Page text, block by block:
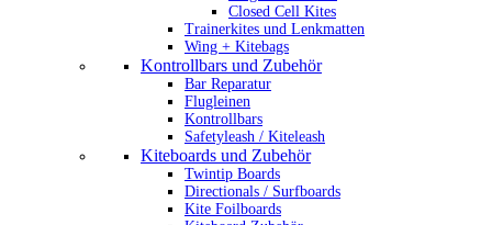
Closed Cell Kites
Trainerkites und Lenkmatten
Wing + Kitebags
Kontrollbars und Zubehör
Bar Reparatur
Flugleinen
Kontrollbars
Safetyleash / Kiteleash
Kiteboards und Zubehör
Twintip Boards
Directionals / Surfboards
Kite Foilboards